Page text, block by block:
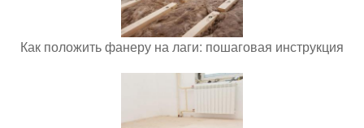
Как положить фанеру на лаги: пошаговая инструкция